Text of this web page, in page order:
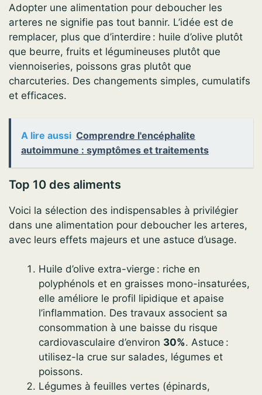
Adopter une alimentation pour deboucher les
arteres ne signifie pas tout bannir. L’idée est de
remplacer, plus que d’interdire : huile d’olive plutôt
que beurre, fruits et légumineuses plutôt que
viennoiseries, poissons gras plutôt que
charcuteries. Des changements simples, cumulatifs
et efficaces.
A lire aussi Comprendre l'encéphalite
autoimmune : symptômes et traitements
Top 10 des aliments
Voici la sélection des indispensables à privilégier
dans une alimentation pour deboucher les arteres,
avec leurs effets majeurs et une astuce d’usage.
Huile d’olive extra-vierge : riche en
polyphénols et en graisses mono-insaturées,
elle améliore le profil lipidique et apaise
l’inflammation. Des travaux associent sa
consommation à une baisse du risque
cardiovasculaire d’environ 30%. Astuce :
utilisez-la crue sur salades, légumes et
poissons.
Légumes à feuilles vertes (épinards,